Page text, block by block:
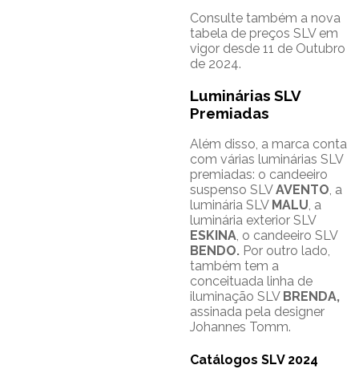
Consulte também a nova
tabela de preços SLV em
vigor desde 11 de Outubro
de 2024.
Luminárias SLV
Premiadas
Além disso, a marca conta
com várias luminárias SLV
premiadas: o candeeiro
suspenso SLVAVENTO, a
luminária SLV MALU, a
luminária exterior SLV
ESKINA, o candeeiro SLV
BENDO. Por outro lado,
também tem a
conceituada linha de
iluminação SLV BRENDA,
assinada pela designer
Johannes Tomm.
Catálogos SLV 2024